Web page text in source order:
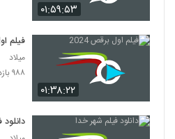
۰۱:۵۹:۵۳
۰۱:۳۸:۲۲
فیلم
میلاد
۹۸۸ بازدید